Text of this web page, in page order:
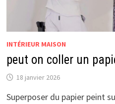
INTÉRIEUR MAISON
peut on coller un
18 janvier 2026
Superposer du papier peint